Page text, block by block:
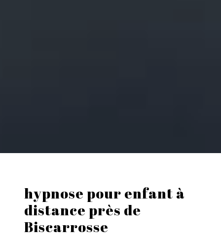
hypnose pour enfant à
distance près de
Biscarrosse